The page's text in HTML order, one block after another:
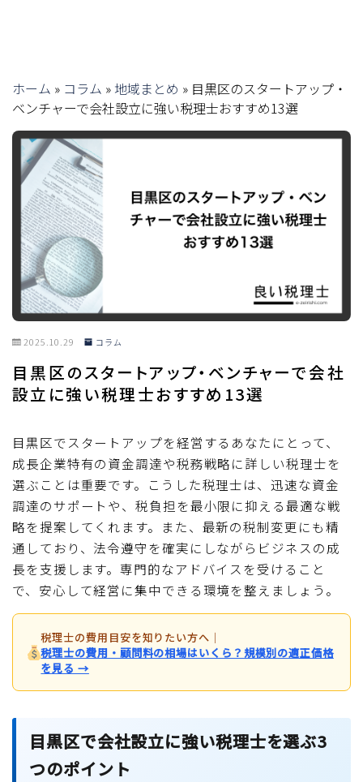
ホーム » コラム » 地域まとめ » 目黒区のスタートアップ・
ベンチャーで会社設立に強い税理士おすすめ13選
2025.10.29 コラム
目黒区のスタートアップ・ベンチャーで会社
設立に強い税理士おすすめ13選
目黒区でスタートアップを経営するあなたにとって、
成長企業特有の資金調達や税務戦略に詳しい税理士を
選ぶことは重要です。こうした税理士は、迅速な資金
調達のサポートや、税負担を最小限に抑える最適な戦
略を提案してくれます。また、最新の税制変更にも精
通しており、法令遵守を確実にしながらビジネスの成
長を支援します。専門的なアドバイスを受けること
で、安心して経営に集中できる環境を整えましょう。
税理士の費用目安を知りたい方へ ｜
税理士の費用・顧問料の相場はいくら？規模別の適正価格
を見る →
目黒区で会社設立に強い税理士を選ぶ3
つのポイント